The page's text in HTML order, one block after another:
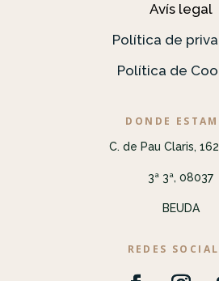
Avís legal
Política de
Política de
DONDE
C. de Pau Claris,
3ª 3ª, 08037
BEUDA
REDES